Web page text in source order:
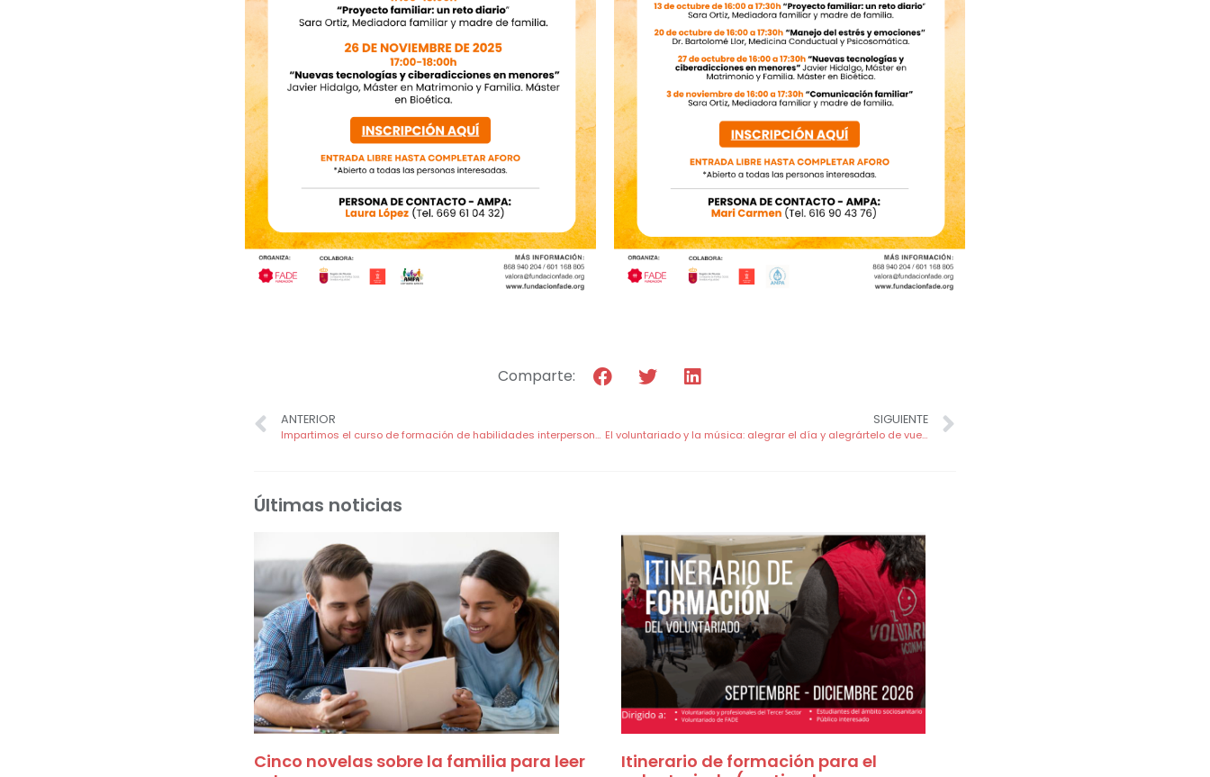
Comparte:
ANTERIOR
Impartimos el curso de formación de habilidades interpersonales dirigido al voluntariado y profesionales de Fundación Raíz 84 y APCOM en Caravaca de la Cruz
SIGUIENTE
El voluntariado y la música: alegrar el día y alegrártelo de vuelta
Últimas noticias
Cinco novelas sobre la familia para leer
Itinerario de formación para el